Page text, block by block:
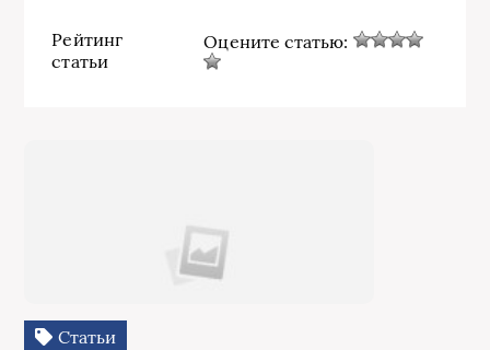
Рейтинг
статьи
Оцените статью:
Статьи